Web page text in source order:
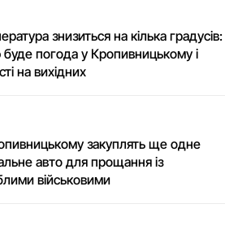
знизиться на кілька градусів:
погода у Кропивницькому і
на вихідних
закуплять ще одне
авто для прощання із
військовими